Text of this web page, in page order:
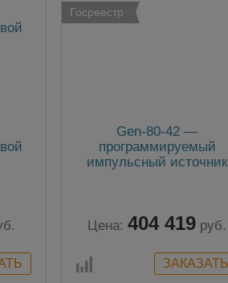
Госреестр
Gen-80-42 —
программируемый
импульсный источник
Цена: 404 419 руб.